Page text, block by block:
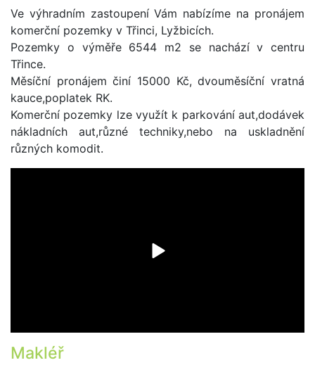
Ve výhradním zastoupení Vám nabízíme na pronájem
komerční pozemky v Třinci, Lyžbicích.
Pozemky o výměře 6544 m2 se nachází v centru
Třince.
Měsíční pronájem činí 15000 Kč, dvouměsíční vratná
kauce,poplatek RK.
Komerční pozemky lze využít k parkování aut,dodávek
nákladních aut,různé techniky,nebo na uskladnění
různých komodit.
Makléř